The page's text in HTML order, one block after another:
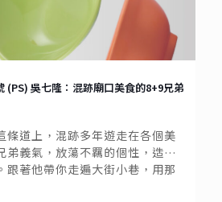
(PS) 吳七隆：混跡廟口美食的8+9兄弟
條道上，混跡多年遊走在各個美
弟義氣，放蕩不羈的個性，造就
跟著他帶你走遍大街小巷，用那
遍道地美食小吃，感受廟口熱情